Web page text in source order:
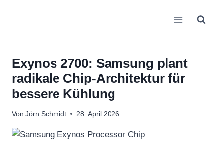
Exynos 2700: Samsung plant
radikale Chip-Architektur für
bessere Kühlung
Von Jörn Schmidt 28. April 2026